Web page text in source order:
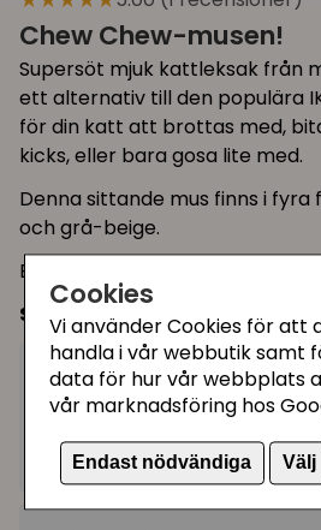
Cookies
Vi använder Cookies för att
handla i vår webbutik samt
data för hur vår webbplats
vår marknadsföring hos
Endast nödvändiga Välj
Chew Chew-musen!
Supersöt mjuk kattleksak från
ett alternativ till den populära
för din katt att brottas med,
kicks, eller bara gosa lite med.
Denna sittande mus finns i fyra
och grå-beige.
En söt mjukis till katter som
Storlek:
ca 12 cm hög sittandes
80 kr
Ej tillgänglig